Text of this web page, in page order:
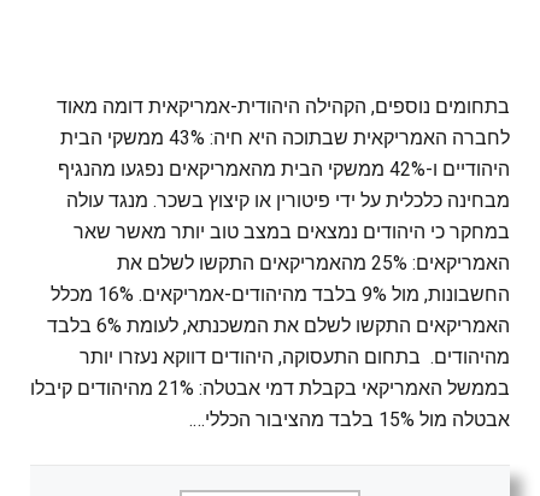
בתחומים נוספים, הקהילה היהודית-אמריקאית דומה מאוד
לחברה האמריקאית שבתוכה היא חיה: 43% ממשקי הבית
היהודיים ו-42% ממשקי הבית מהאמריקאים נפגעו מהנגיף
מבחינה כלכלית על ידי פיטורין או קיצוץ בשכר. מנגד עולה
במחקר כי היהודים נמצאים במצב טוב יותר מאשר שאר
האמריקאים: 25% מהאמריקאים התקשו לשלם את
החשבונות, מול 9% בלבד מהיהודים-אמריקאים. 16% מכלל
האמריקאים התקשו לשלם את המשכנתא, לעומת 6% בלבד
מהיהודים. בתחום התעסוקה, היהודים דווקא נעזרו יותר
בממשל האמריקאי בקבלת דמי אבטלה: 21% מהיהודים קיבלו
אבטלה מול 15% בלבד מהציבור הכללי….